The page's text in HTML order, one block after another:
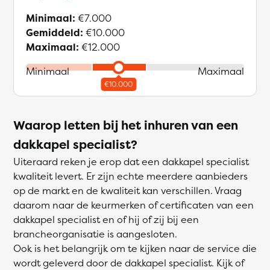
Minimaal: €7.000
Gemiddeld: €10.000
Maximaal: €12.000
Minimaal
Maximaal
Waarop letten bij het inhuren van een
dakkapel specialist?
Uiteraard reken je erop dat een dakkapel specialist
kwaliteit levert. Er zijn echte meerdere aanbieders
op de markt en de kwaliteit kan verschillen. Vraag
daarom naar de keurmerken of certificaten van een
dakkapel specialist en of hij of zij bij een
brancheorganisatie is aangesloten.
Ook is het belangrijk om te kijken naar de service die
wordt geleverd door de dakkapel specialist. Kijk of